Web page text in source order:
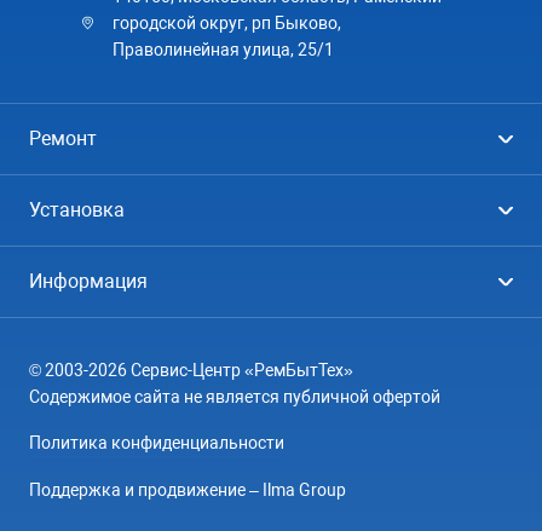
городской округ, рп Быково,
Праволинейная улица, 25/1
Ремонт
Посудомоечные машины
Кондиционеры
Варочные панели
Электроплиты
Установка
Кондиционеры
Информация
География
© 2003-2026 Сервис-Центр «РемБытТех»
Содержимое сайта не является публичной офертой
Политика конфиденциальности
Поддержка и продвижение – Ilma Group